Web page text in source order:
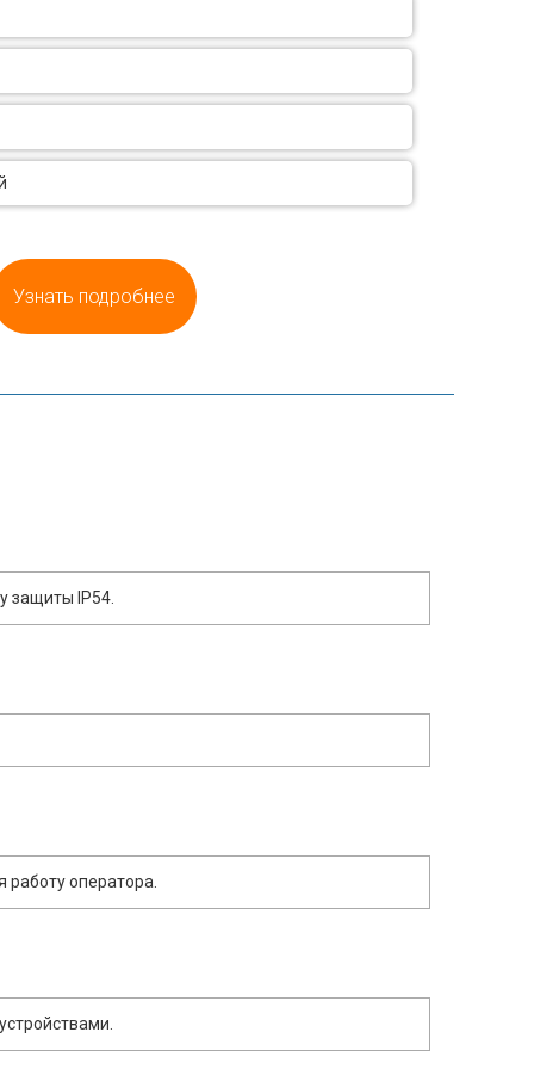
Узнать подробнее
защиты IP54.
оператора.